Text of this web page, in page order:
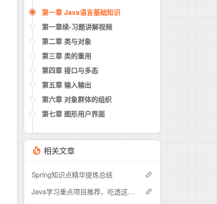
第一章 Java语言基础知识
第一章续-习题讲解视频
第二章 类与对象
第三章 类的重用
3.0-导学
3.1.1-3.1.2-类继承的概念和语法
3.1.3-隐藏和覆盖
3.2-Object 类
3.4-抽象类
3.5-泛型
3.7-小结
第四章 接口与多态
4.0-导学
4.1-接口
4.2.1-4.2.2-类型转换
4.3-多态的概念
4.4-多态的应用举例
第五章 输入输出
5.0-导学
5.1.1-5.1.2-异常处理的概念
5.2-输入输出流的概念
5.3.1-写文本文件
5.3.4-读二进制文件
第六章 对象群体的组织
6.0-导学
6.2-主要接口及常用的实现类
6.3-常用算法
6.4-数组实用方法
ArrayList)
第七章 图形用户界面
7.1-绘图
7.2-Swing基础
7.3-Swing的层次
7.5-内部类
相关文章
Spring知识点精华提炼总结
Java学习重点项目推荐，吃透这15个开源项目中的其中五个，offer拿到手软